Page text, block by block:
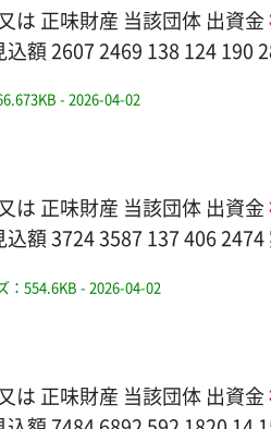
は 正味財産 当該団体 出資金
額 2607 2469 138 124 190
- 2026-04-02
は 正味財産 当該団体 出資金
額 3724 3587 137 406 2474
：554.6KB - 2026-04-02
は 正味財産 当該団体 出資金